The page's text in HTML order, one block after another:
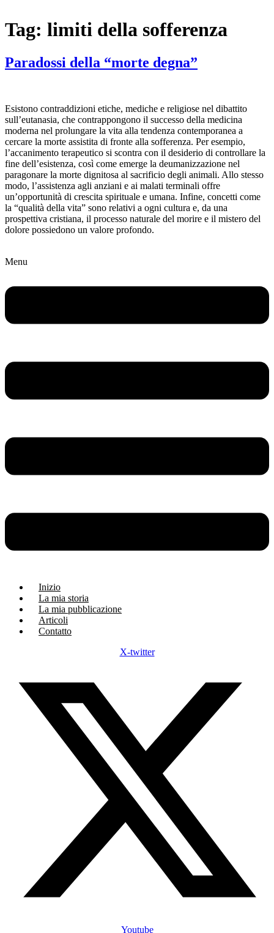
Tag: limiti della sofferenza
Paradossi della “morte degna”
Esistono contraddizioni etiche, mediche e religiose nel dibattito
sull’eutanasia, che contrappongono il successo della medicina
moderna nel prolungare la vita alla tendenza contemporanea a
cercare la morte assistita di fronte alla sofferenza. Per esempio,
l’accanimento terapeutico si scontra con il desiderio di controllare la
fine dell’esistenza, così come emerge la deumanizzazione nel
paragonare la morte dignitosa al sacrificio degli animali. Allo stesso
modo, l’assistenza agli anziani e ai malati terminali offre
un’opportunità di crescita spirituale e umana. Infine, concetti come
la “qualità della vita” sono relativi a ogni cultura e, da una
prospettiva cristiana, il processo naturale del morire e il mistero del
dolore possiedono un valore profondo.
Menu
Inizio
La mia storia
La mia pubblicazione
Articoli
Contatto
X-twitter
Youtube